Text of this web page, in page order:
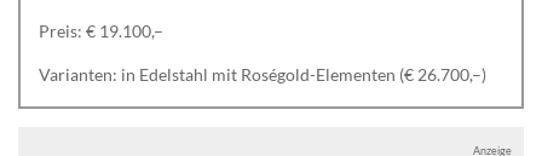
Preis: € 19.100,–
Varianten: in Edelstahl mit Roségold-Elementen (€ 26.700,–)
Anzeige